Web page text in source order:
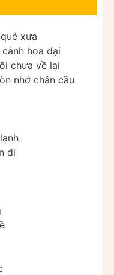
xưa
hoa dại
chưa về lại
nhớ chân cầu
di